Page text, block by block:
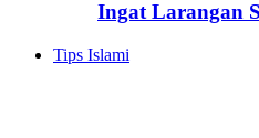
Ingat Larangan
Tips Islami